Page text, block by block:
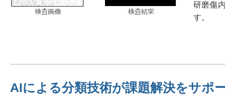
研磨傷
す。
AIによる分類技術が課題解決をサポ